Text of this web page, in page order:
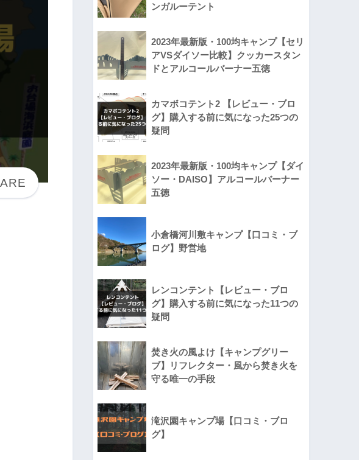
ンガルーテント
2023年最新版・100均キャンプ【セリ
アVSダイソー比較】クッカースタン
ドとアルコールバーナー五徳
カマボコテント2 【レビュー・ブロ
グ】購入する前に気になった25つの
疑問
2023年最新版・100均キャンプ【ダイ
ソー・DAISO】アルコールバーナー
五徳
小倉橋河川敷キャンプ【口コミ・ブ
ログ】野営地
レンコンテント【レビュー・ブロ
グ】購入する前に気になった11つの
疑問
焚き火の風よけ【キャンプグリー
ブ】リフレクター・風から焚き火を
守る唯一の手段
滝沢園キャンプ場【口コミ・ブロ
グ】